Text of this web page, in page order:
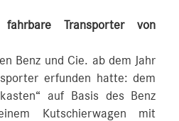
Transporter von
Benz und Cie. ab dem Jahr
erfunden hatte: dem
auf Basis des Benz
Kutschierwagen mit